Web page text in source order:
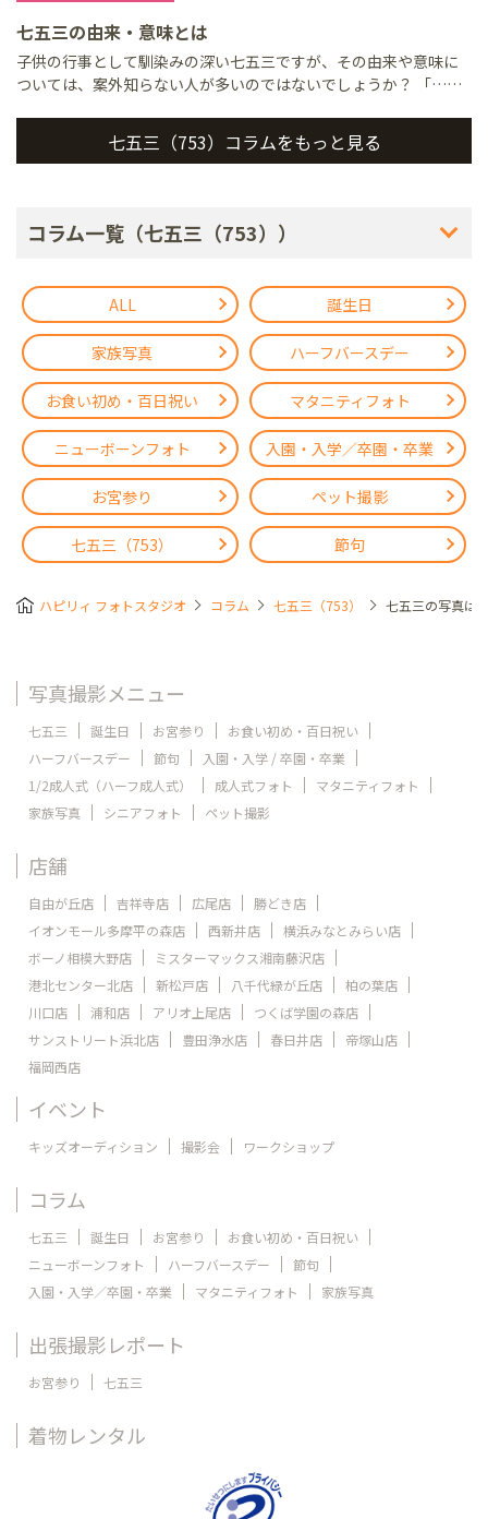
七五三の由来・意味とは
子供の行事として馴染みの深い七五三ですが、その由来や意味に
ついては、案外知らない人が多いのではないでしょうか？ 「……
七五三（753）コラムをもっと見る
コラム一覧（七五三（753））
ALL 誕生日
家族写真 ハーフバースデー
お食い初め・百日祝い マタニティフォト
ニューボーンフォト 入園・入学／卒園・卒業
お宮参り ペット撮影
七五三（753） 節句
ハピリィ フォトスタジオ コラム 七五三（753） 七五三の写真は
写真撮影メニュー
七五三 誕生日 お宮参り
お食い初め・百日祝い
ハーフバースデー
節句
入園・入学 / 卒園・卒業
1/2成人式（ハーフ成人式）
成人式フォト
マタニティフォト
家族写真
シニアフォト ペット撮影
店舗
自由が丘店 吉祥寺店 広尾店
勝どき店
イオンモール多摩平の森店
西新井店
横浜みなとみらい店
ボーノ相模大野店
ミスターマックス湘南藤沢店
港北センター北店
新松戸店 八千代緑が丘店
柏の葉店
川口店
浦和店 アリオ上尾店
つくば学園の森店
サンストリート浜北店
豊田浄水店 春日井店
帝塚山店
福岡西店
イベント
キッズオーディション 撮影会 ワークショップ
コラム
七五三 誕生日 お宮参り
お食い初め・百日祝い
ニューボーンフォト
ハーフバースデー
節句
入園・入学／卒園・卒業
マタニティフォト 家族写真
出張撮影レポート
お宮参り 七五三
着物レンタル